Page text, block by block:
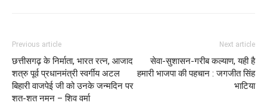
Previous article
छत्तीसगढ़ के निर्माता, भारत रत्न, आजाद
शत्रु पूर्व प्रधानमंत्री स्वर्गीय अटल
बिहारी वाजपेई जी को उनके जन्मदिन पर
शत-शत नमन – शिव वर्मा
Next article
सेवा-सुशासन-गरीब कल्याण, यही है
हमारी भाजपा की पहचान : जगजीत सिंह
भाटिया